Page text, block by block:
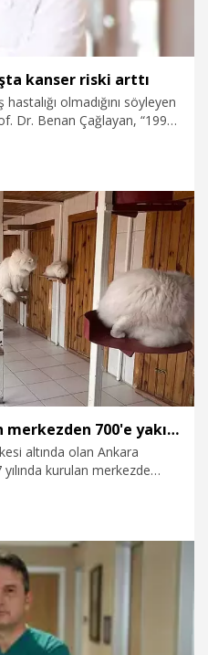
kanser riski arttı
olmadığını söyleyen
Dr. Benan Çağlayan, “1995
Genç kadınlarda meme
erkeklerde melanom,
sık görülmektedir” dedi.
Ankara kedisini yaşatan merkezden 700'e yakın sahiplendirme
altında olan Ankara
kurulan merkezde